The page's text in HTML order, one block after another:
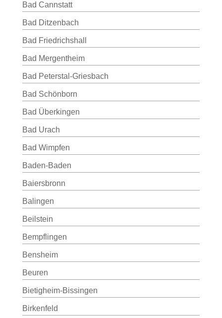
Bad Cannstatt
Bad Ditzenbach
Bad Friedrichshall
Bad Mergentheim
Bad Peterstal-Griesbach
Bad Schönborn
Bad Überkingen
Bad Urach
Bad Wimpfen
Baden-Baden
Baiersbronn
Balingen
Beilstein
Bempflingen
Bensheim
Beuren
Bietigheim-Bissingen
Birkenfeld